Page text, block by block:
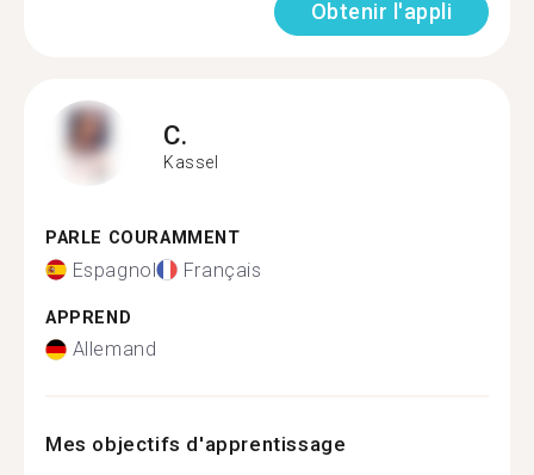
Obtenir l'appli
C.
Kassel
PARLE COURAMMENT
Espagnol Français
APPREND
Allemand
Mes objectifs d'apprentissage